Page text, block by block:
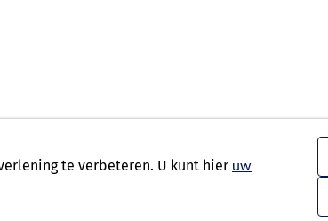
te verbeteren. U kunt hier uw